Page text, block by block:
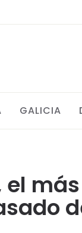
GALICIA